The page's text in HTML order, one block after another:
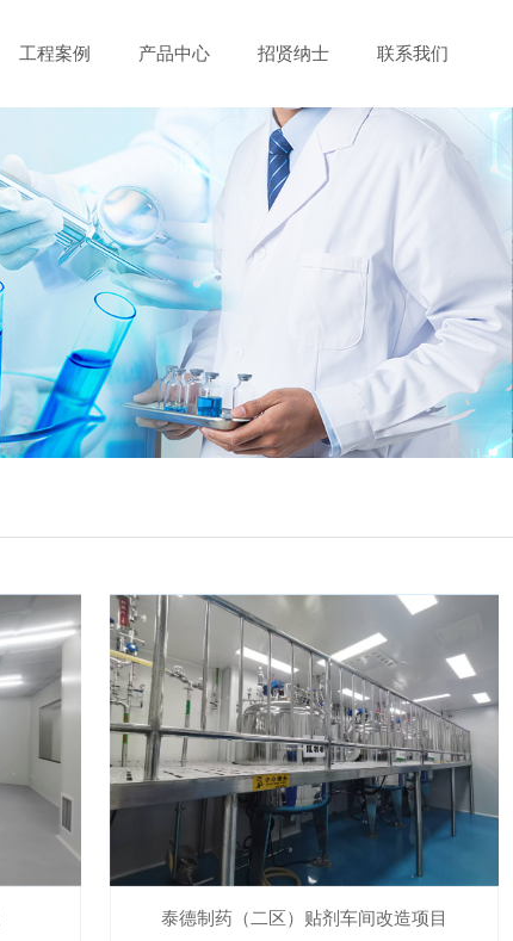
工程案例 产品中心 招贤纳士 联系我们
泰德制药（二区）贴剂车间改造项目